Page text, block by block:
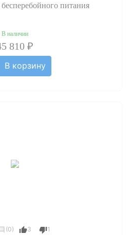
питания
В наличии
810 ₽
В корзину
(0) 3 1